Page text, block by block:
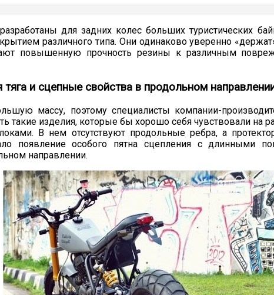
для задних колес больших туристических
различного типа. Они одинаково уверенно
повышенную прочность резины к различным
и сцепные свойства в продольном
массу, поэтому специалисты компании-
такие изделия, которые бы хорошо себя чувствовали на
В нем отсутствуют продольные ребра, а
появление особого пятна сцепления с длинными
направлении.